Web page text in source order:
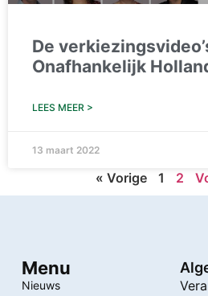
De
Onafhankelijk
LEES MEER >
13 maart 2022
« Vorige 1 2
Menu
Nieuws